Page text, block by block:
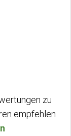
zu
empfehlen